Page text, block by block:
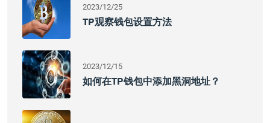
2023/12/25
TP观察钱包设置方法
2023/12/15
如何在TP钱包中添加黑洞地址？